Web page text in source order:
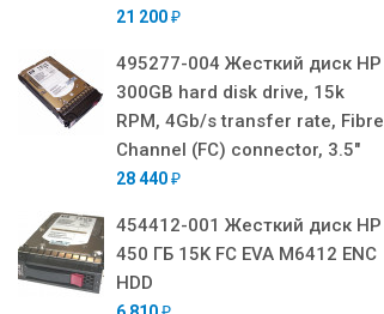
21 200 ₽
495277-004 Жесткий диск HP
300GB hard disk drive, 15k
RPM, 4Gb/s transfer rate, Fibre
Channel (FC) connector, 3.5"
28 440 ₽
454412-001 Жесткий диск HP
450 ГБ 15K FC EVA M6412 ENC
HDD
₽